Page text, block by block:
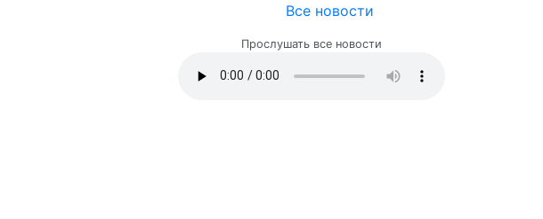
Все новости
Прослушать все новости